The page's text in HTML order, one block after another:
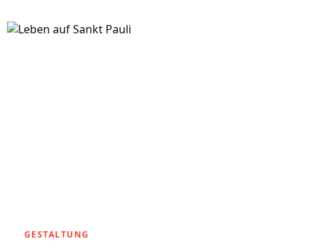
GESTALTUNG